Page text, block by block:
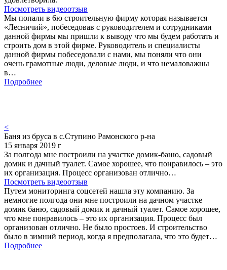
Посмотреть видеоотзыв
Мы попали в 6ю строительную фирму которая называется
«Лесничий», побеседовав с руководителем и сотрудниками
данной фирмы мы пришли к выводу что мы будем работать и
строить дом в этой фирме. Руководитель и специалисты
данной фирмы побеседовали с нами, мы поняли что они
очень грамотные люди, деловые люди, и что немаловажны
в…
Подробнее
<
Баня из бруса в с.Ступино Рамонского р-на
15 января 2019 г
За полгода мне построили на участке домик-баню, садовый
домик и дачный туалет. Самое хорошее, что понравилось – это
их организация. Процесс организован отлично…
Посмотреть видеоотзыв
Путем мониторинга соцсетей нашла эту компанию. За
немногие полгода они мне построили на дачном участке
домик баню, садовый домик и дачный туалет. Самое хорошее,
что мне понравилось – это их организация. Процесс был
организован отлично. Не было простоев. И строительство
было в зимний период, когда я предполагала, что это будет…
Подробнее